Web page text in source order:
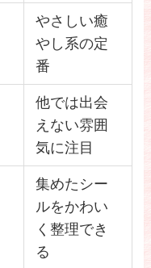
やさしい癒
やし系の定
番
他では出会
えない雰囲
気に注目
集めたシー
ルをかわい
く整理でき
る